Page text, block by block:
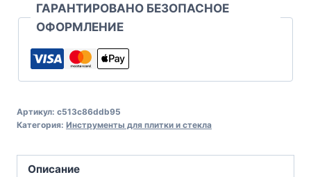
ГАРАНТИРОВАНО БЕЗОПАСНОЕ
ОФОРМЛЕНИЕ
Артикул: c513c86ddb95
Категория: Инструменты для плитки и стекла
Описание